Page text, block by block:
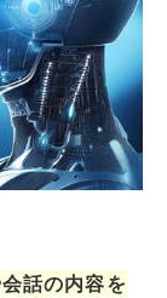
話の内容を